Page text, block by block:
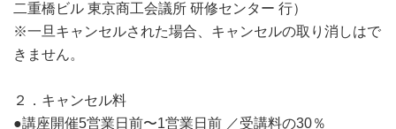
二重橋ビル 東京商工会議所 研修センター 行）
※一旦キャンセルされた場合、キャンセルの取り消しはで
きません。
２．キャンセル料
●講座開催5営業日前〜1営業日前 ／受講料の30％